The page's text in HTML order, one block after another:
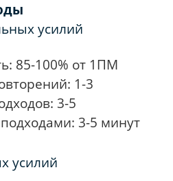
усилий
85-100% от 1ПМ
1-3
3-5
3-5 минут
усилий